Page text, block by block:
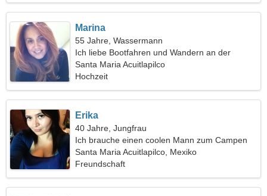
Marina
55 Jahre, Wassermann
Ich liebe Bootfahren und Wandern an der
frischen Luft
Santa Maria Acuitlapilco
Hochzeit
Erika
40 Jahre, Jungfrau
Ich brauche einen coolen Mann zum Campen
Santa Maria Acuitlapilco, Mexiko
Freundschaft